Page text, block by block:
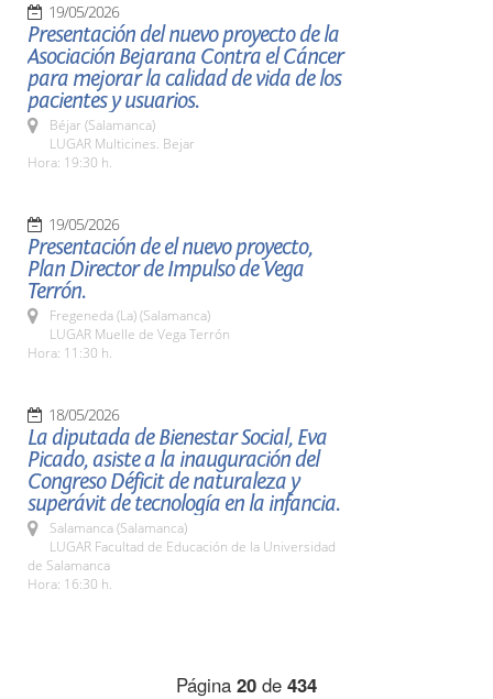
19/05/2026
Presentación del nuevo proyecto de la
Asociación Bejarana Contra el Cáncer
para mejorar la calidad de vida de los
pacientes y usuarios.
Béjar (Salamanca)
LUGAR Multicines. Bejar
Hora: 19:30 h.
19/05/2026
Presentación de el nuevo proyecto,
Plan Director de Impulso de Vega
Terrón.
Fregeneda (La) (Salamanca)
LUGAR Muelle de Vega Terrón
Hora: 11:30 h.
18/05/2026
La diputada de Bienestar Social, Eva
Picado, asiste a la inauguración del
Congreso Déficit de naturaleza y
superávit de tecnología en la infancia.
Salamanca (Salamanca)
LUGAR Facultad de Educación de la Universidad
de Salamanca
Hora: 16:30 h.
Página 20 de 434